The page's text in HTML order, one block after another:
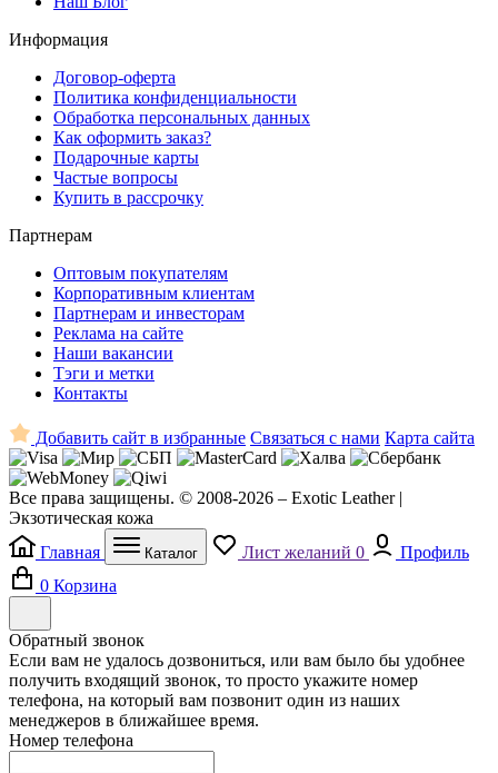
Информация
Договор-оферта
Политика конфиденциальности
Обработка персональных данных
Как оформить заказ?
Подарочные карты
Частые вопросы
Купить в рассрочку
Партнерам
Оптовым покупателям
Корпоративным клиентам
Партнерам и инвесторам
Реклама на сайте
Наши вакансии
Тэги и метки
Контакты
Добавить сайт в избранные Связаться с нами Карта сайта
Все права защищены. © 2008-2026 – Exotic Leather |
Экзотическая кожа
Главная
Каталог Лист желаний 0
Профиль
0 Корзина
Обратный звонок
Если вам не удалось дозвониться, или вам было бы удобнее
получить входящий звонок, то просто укажите номер
телефона, на который вам позвонит один из наших
менеджеров в ближайшее время.
Номер телефона